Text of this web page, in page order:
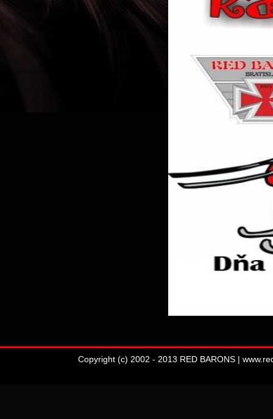
Copyright (c) 2002 - 2013 RED BARONS |